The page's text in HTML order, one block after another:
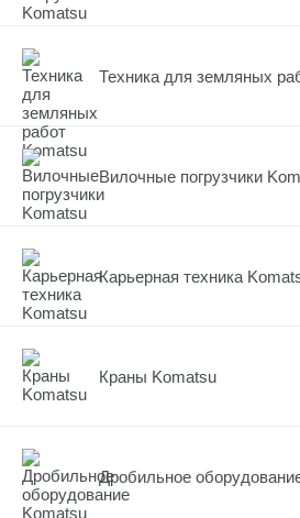
Техника для земляных
Вилочные погрузчики
Карьерная техника
Краны Komatsu
Дробильное